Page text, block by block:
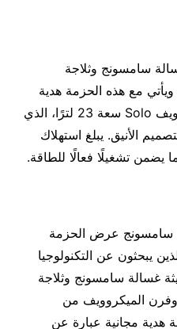
سامسونج وثلاجة
مع هذه الحزمة هدية
مجانية عبارة عن فرن الميكروويف Solo سعة 23 لترًا، الذي
الأنيق. يبلغ استهلاك
سامسونج عرض الحزمة
يبحثون عن التكنولوجيا
غسالة سامسونج وثلاجة
الميكروويف من
هدية مجانية عبارة عن